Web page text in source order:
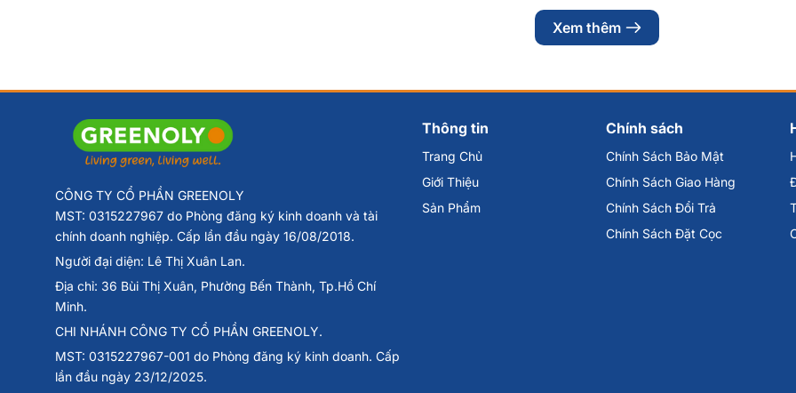
Xem thêm
CÔNG TY CỔ PHẦN GREENOLY
MST: 0315227967 do Phòng đăng ký kinh doanh và tài
chính doanh nghiệp. Cấp lần đầu ngày 16/08/2018.
Người đại diện: Lê Thị Xuân Lan.
Địa chỉ: 36 Bùi Thị Xuân, Phường Bến Thành, Tp.Hồ Chí
Minh.
CHI NHÁNH CÔNG TY CỔ PHẦN GREENOLY.
MST: 0315227967-001 do Phòng đăng ký kinh doanh. Cấp
lần đầu ngày 23/12/2025.
Thông tin
Trang Chủ
Giới Thiệu
Sản Phẩm
Chính sách
Chính Sách Bảo Mật
Chính Sách Giao Hàng
Chính Sách Đổi Trả
Chính Sách Đặt Cọc